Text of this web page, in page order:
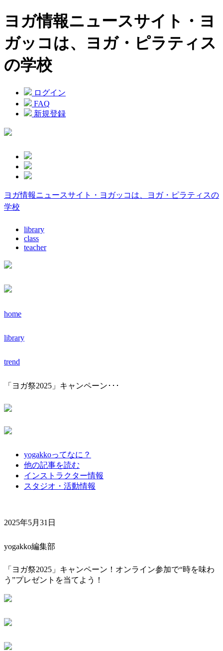
ヨガ情報ニュースサイト・ヨ
ガッコは、ヨガ・ピラティス
の学校
ログイン
FAQ
新規登録
ヨガ情報ニュースサイト・ヨガッコは、ヨガ・ピラティスの
学校
library
class
teacher
home
library
trend
「ヨガ祭2025」キャンペーン･･･
yogakkoってなに？
他の記事を読む
インストラクター情報
スタジオ・活動情報
2025年5月31日
yogakko編集部
「ヨガ祭2025」キャンペーン！オンライン参加で“時を味わ
う”プレゼントを当てよう！